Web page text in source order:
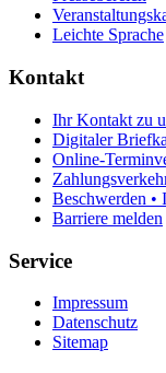
Leichte Sprache
Kontakt
Ihr Kontakt zu
Digitaler
Online-
Beschwerden •
Barriere melden
Service
Impressum
Datenschutz
Sitemap